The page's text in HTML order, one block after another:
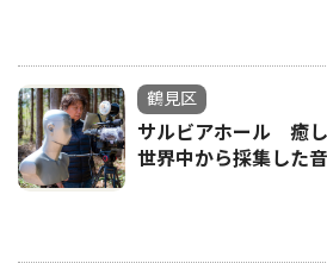
鶴見区
サルビアホール 癒
世界中から採集した